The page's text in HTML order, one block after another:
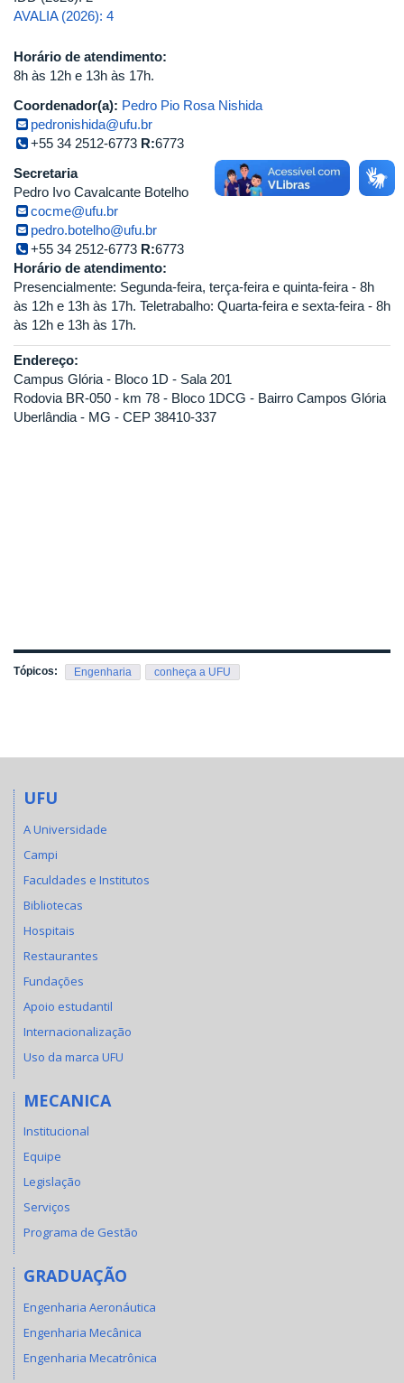
AVALIA (2026): 4
Horário de atendimento:
8h às 12h e 13h às 17h.
Coordenador(a): Pedro Pio Rosa Nishida
pedronishida@ufu.br
+55 34 2512-6773 R:6773
Secretaria
Pedro Ivo Cavalcante Botelho
cocme@ufu.br
pedro.botelho@ufu.br
+55 34 2512-6773 R:6773
Horário de atendimento:
Presencialmente: Segunda-feira, terça-feira e quinta-feira - 8h
às 12h e 13h às 17h. Teletrabalho: Quarta-feira e sexta-feira - 8h
às 12h e 13h às 17h.
Endereço:
Campus Glória - Bloco 1D - Sala 201
Rodovia BR-050 - km 78 - Bloco 1DCG - Bairro Campos Glória
Uberlândia - MG - CEP 38410-337
Tópicos: Engenharia conheça a UFU
UFU
A Universidade
Campi
Faculdades e Institutos
Bibliotecas
Hospitais
Restaurantes
Fundações
Apoio estudantil
Internacionalização
Uso da marca UFU
MECANICA
Institucional
Equipe
Legislação
Serviços
Programa de Gestão
GRADUAÇÃO
Engenharia Aeronáutica
Engenharia Mecânica
Engenharia Mecatrônica